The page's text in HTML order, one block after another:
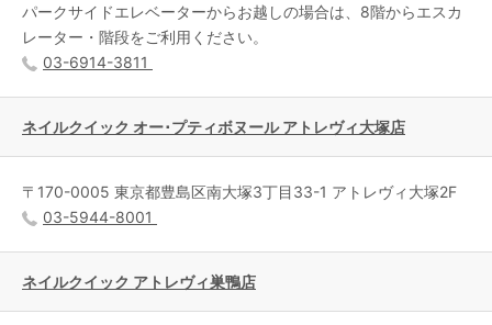
パークサイドエレベーターからお越しの場合は、8階からエスカ
レーター・階段をご利用ください。
03-6914-3811
ネイルクイック オー･プティボヌール アトレヴィ大塚店
〒170-0005 東京都豊島区南大塚3丁目33-1 アトレヴィ大塚2F
03-5944-8001
ネイルクイック アトレヴィ巣鴨店